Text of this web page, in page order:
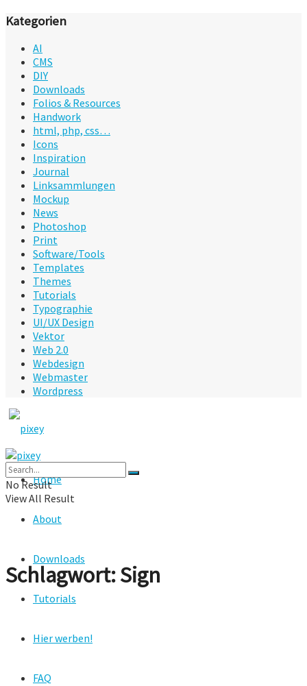
Kategorien
AI
CMS
DIY
Downloads
Folios & Resources
Handwork
html, php, css…
Icons
Inspiration
Journal
Linksammlungen
Mockup
News
Photoshop
Print
Software/Tools
Templates
Themes
Tutorials
Typographie
UI/UX Design
Vektor
Web 2.0
Webdesign
Webmaster
Wordpress
Home
About
Downloads
Tutorials
Hier werben!
FAQ
No Result
View All Result
Schlagwort:Sign